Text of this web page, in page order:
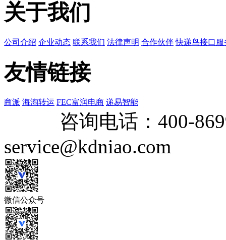
关于我们
公司介绍 企业动态 联系我们 法律声明 合作伙伴 快递鸟接口服
友情链接
商派 海淘转运 FEC富润电商 递易智能
咨询电话： 400-
service@kdniao.com
微信公众号